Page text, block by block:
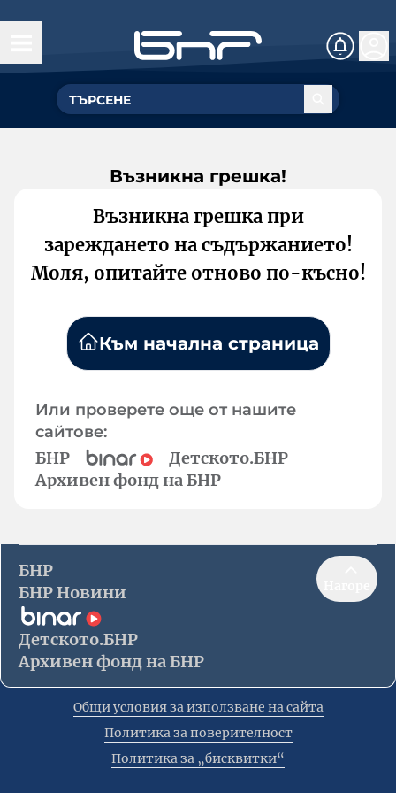
Възникна грешка!
Възникна грешка при
зареждането на съдържанието!
Моля, опитайте отново по-късно!
Към начална страница
Или проверете още от нашите
сайтове:
БНР
Детското.БНР
Архивен фонд на БНР
БНР
БНР Новини
Детското.БНР
Архивен фонд на БНР
Общи условия за използване на сайта
Политика за поверителност
Политика за „бисквитки“